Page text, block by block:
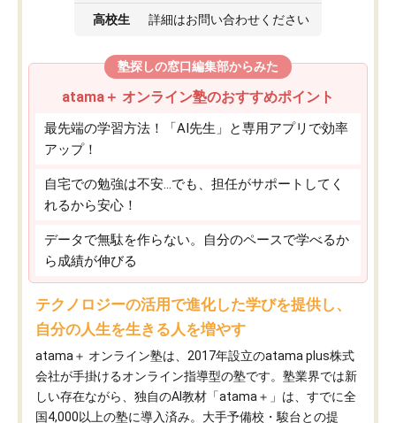
高校生 詳細はお問い合わせください
塾探しの窓口編集部からみた
atama＋ オンライン塾のおすすめポイント
最先端の学習方法！「AI先生」と専用アプリで効率
アップ！
自宅での勉強は不安…でも、担任がサポートしてく
れるから安心！
データで無駄を作らない。自分のペースで学べるか
ら成績が伸びる
テクノロジーの活用で進化した学びを提供し、
自分の人生を生きる人を増やす
atama＋ オンライン塾は、2017年設立のatama plus株式
会社が手掛けるオンライン指導型の塾です。塾業界では新
しい存在ながら、独自のAI教材「atama＋」は、すでに全
国4,000以上の塾に導入済み。大手予備校・駿台との提